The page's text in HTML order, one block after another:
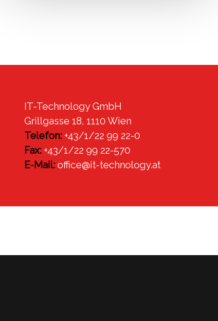
IT-Technology GmbH
Grillgasse 18, 1110 Wien
Telefon: +43/1/22 99 22-0
Fax: +43/1/22 99 22-570
E-Mail: office@it-technology.at